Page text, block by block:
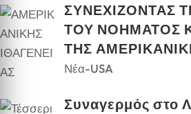
ΣΥΝΕΧΙΖΟΝΤΑΣ
ΤΟΥ ΝΟΗΜΑΤΟΣ
ΤΗΣ
Νέα-USA
Συναγερμός στο